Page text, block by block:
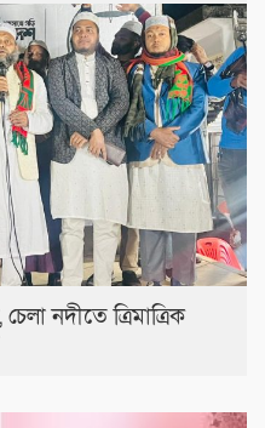
নদীতে ত্রিমাত্রিক